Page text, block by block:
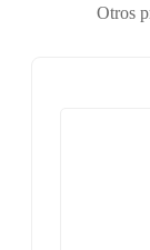
Otros